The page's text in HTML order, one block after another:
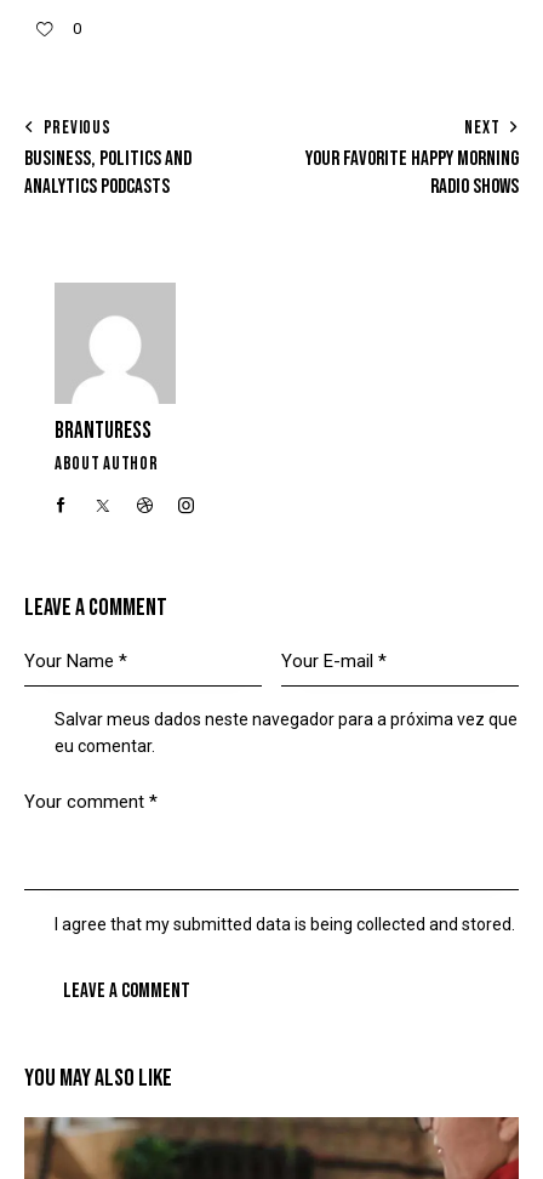
0
PREVIOUS
BUSINESS, POLITICS AND
ANALYTICS PODCASTS
NEXT
YOUR FAVORITE HAPPY MORNING
RADIO SHOWS
BRANTURESS
ABOUT AUTHOR
LEAVE A COMMENT
Salvar meus dados neste navegador para a próxima vez que
eu comentar.
I agree that my submitted data is being collected and stored.
YOU MAY ALSO LIKE